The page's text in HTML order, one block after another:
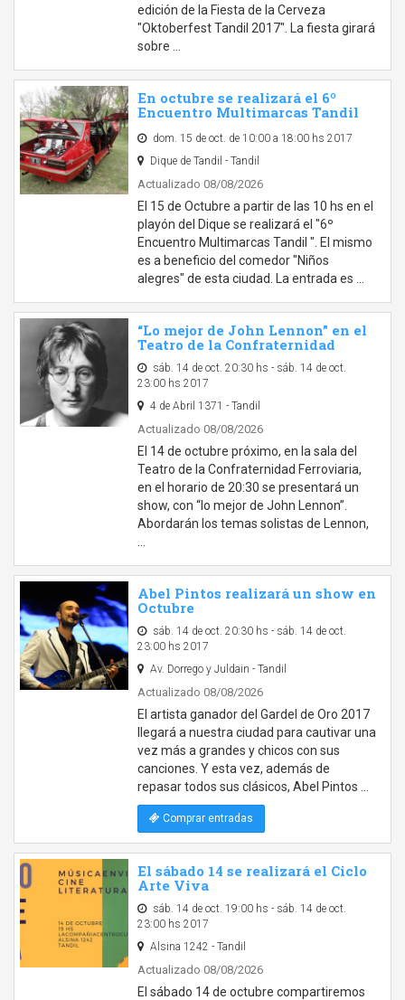
edición de la Fiesta de la Cerveza
"Oktoberfest Tandil 2017". La fiesta girará
sobre …
En octubre se realizará el 6º
Encuentro Multimarcas Tandil
dom. 15 de oct. de 10:00 a 18:00 hs 2017
Dique de Tandil - Tandil
Actualizado 08/08/2026
El 15 de Octubre a partir de las 10 hs en el
playón del Dique se realizará el "6º
Encuentro Multimarcas Tandil ". El mismo
es a beneficio del comedor "Niños
alegres" de esta ciudad. La entrada es …
“Lo mejor de John Lennon” en el
Teatro de la Confraternidad
sáb. 14 de oct. 20:30 hs - sáb. 14 de oct.
23:00 hs 2017
4 de Abril 1371 - Tandil
Actualizado 08/08/2026
El 14 de octubre próximo, en la sala del
Teatro de la Confraternidad Ferroviaria,
en el horario de 20:30 se presentará un
show, con “lo mejor de John Lennon”.
Abordarán los temas solistas de Lennon,
Abel Pintos realizará un show en
Octubre
sáb. 14 de oct. 20:30 hs - sáb. 14 de oct.
23:00 hs 2017
Av. Dorrego y Juldain - Tandil
Actualizado 08/08/2026
El artista ganador del Gardel de Oro 2017
llegará a nuestra ciudad para cautivar una
vez más a grandes y chicos con sus
canciones. Y esta vez, además de
repasar todos sus clásicos, Abel Pintos …
Comprar entradas
El sábado 14 se realizará el Ciclo
Arte Viva
sáb. 14 de oct. 19:00 hs - sáb. 14 de oct.
23:00 hs 2017
Alsina 1242 - Tandil
Actualizado 08/08/2026
El sábado 14 de octubre compartiremos